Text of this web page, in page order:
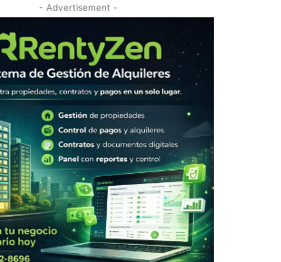
- Advertisement -